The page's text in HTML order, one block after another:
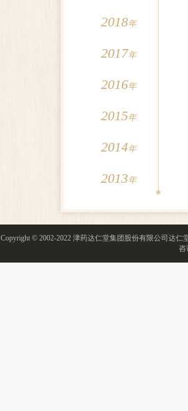
2018年
2017年
2016年
2015年
2014年
2013年
Copyright © 2002-2022 津药达仁堂集团股份有限公司